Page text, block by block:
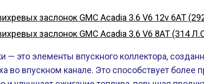
заслонок GMC Acadia 3.6 V6 12v 6AT
заслонок GMC Acadia 3.6 V6 8AT (314
— это элементы впускного коллектора,
во впускном канале. Это способствует более